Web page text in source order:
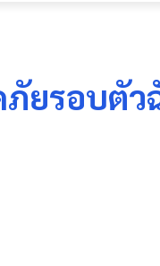
ยรอบตัว